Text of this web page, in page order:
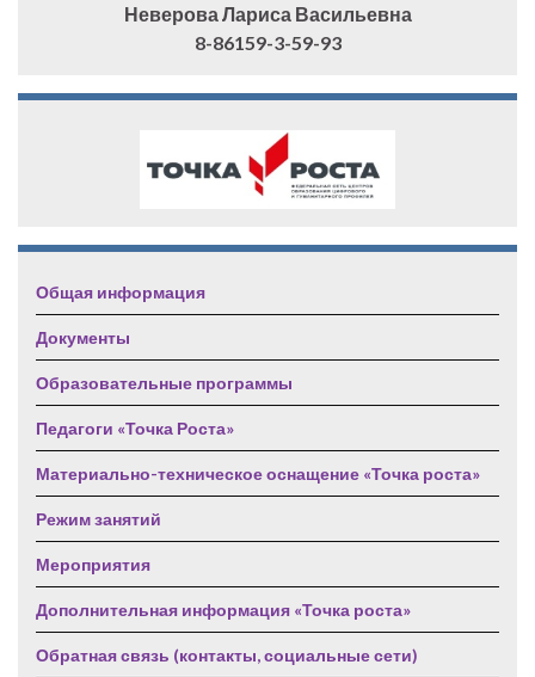
Неверова Лариса Васильевна
8-86159-3-59-93
Общая информация
Документы
Образовательные программы
Педагоги «Точка Роста»
Материально-техническое оснащение «Точка роста»
Режим занятий
Мероприятия
Дополнительная информация «Точка роста»
Обратная связь (контакты, социальные сети)